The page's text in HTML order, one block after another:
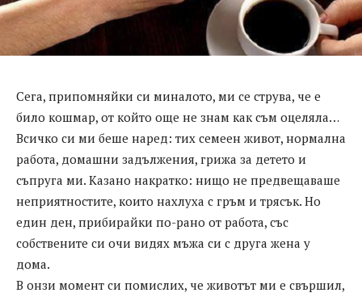
Сега, припомняйки си миналото, ми се струва, че е
било кошмар, от който още не знам как съм оцеляла…
Всичко си ми беше наред: тих семеен живот, нормална
работа, домашни задължения, грижа за детето и
съпруга ми. Казано накратко: нищо не предвещаваше
неприятностите, които нахлуха с гръм и трясък. Но
един ден, прибирайки по-рано от работа, със
собствените си очи видях мъжа си с друга жена у
дома.
В онзи момент си помислих, че животът ми е свършил,